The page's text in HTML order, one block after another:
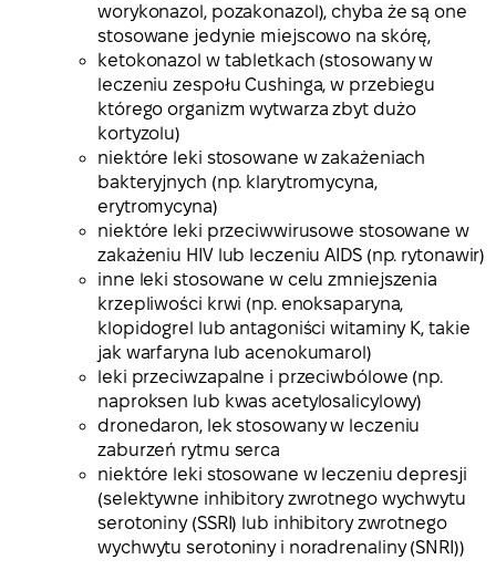
worykonazol, pozakonazol), chyba że są one
stosowane jedynie miejscowo na skórę,
ketokonazol w tabletkach (stosowany w
leczeniu zespołu Cushinga, w przebiegu
którego organizm wytwarza zbyt dużo
kortyzolu)
niektóre leki stosowane w zakażeniach
bakteryjnych (np. klarytromycyna,
erytromycyna)
niektóre leki przeciwwirusowe stosowane w
zakażeniu HIV lub leczeniu AIDS (np. rytonawir)
inne leki stosowane w celu zmniejszenia
krzepliwości krwi (np. enoksaparyna,
klopidogrel lub antagoniści witaminy K, takie
jak warfaryna lub acenokumarol)
leki przeciwzapalne i przeciwbólowe (np.
naproksen lub kwas acetylosalicylowy)
dronedaron, lek stosowany w leczeniu
zaburzeń rytmu serca
niektóre leki stosowane w leczeniu depresji
(selektywne inhibitory zwrotnego wychwytu
serotoniny (SSRI) lub inhibitory zwrotnego
wychwytu serotoniny i noradrenaliny (SNRI))